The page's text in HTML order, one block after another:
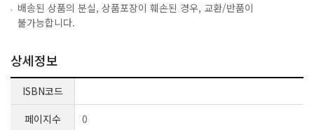
배송된 상품의 분실, 상품포장이 훼손된 경우, 교환/반품이
불가능합니다.
상세정보
ISBN코드
페이지수
0